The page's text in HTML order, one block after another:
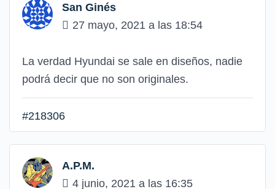
San Ginés
27 mayo, 2021 a las 18:54
La verdad Hyundai se sale en diseños, nadie
podrá decir que no son originales.
#218306
A.P.M.
4 junio, 2021 a las 16:35